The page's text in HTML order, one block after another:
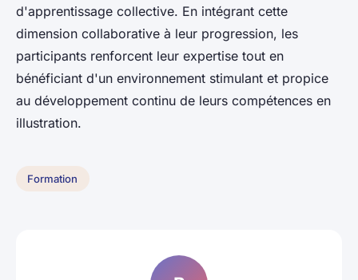
d'apprentissage collective. En intégrant cette
dimension collaborative à leur progression, les
participants renforcent leur expertise tout en
bénéficiant d'un environnement stimulant et propice
au développement continu de leurs compétences en
illustration.
Formation